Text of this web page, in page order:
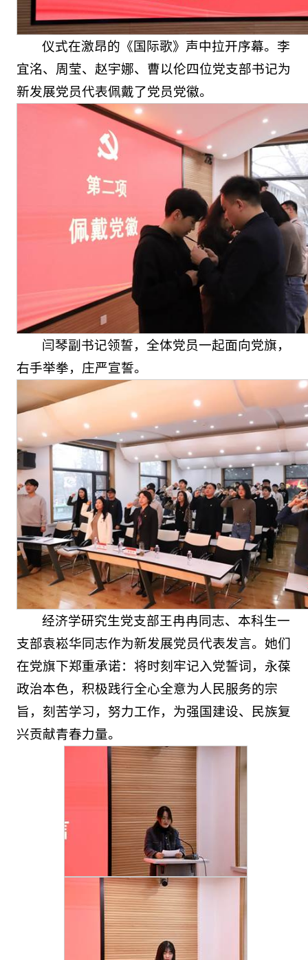
仪式在激昂的《国际歌》声中拉开序幕。李
宜洺、周莹、赵宇娜、曹以伦四位党支部书记为
新发展党员代表佩戴了党员党徽。
闫琴副书记领誓，全体党员一起面向党旗，
右手举拳，庄严宣誓。
经济学研究生党支部王冉冉同志、本科生一
支部袁崧华同志作为新发展党员代表发言。她们
在党旗下郑重承诺：将时刻牢记入党誓词，永葆
政治本色，积极践行全心全意为人民服务的宗
旨，刻苦学习，努力工作，为强国建设、民族复
兴贡献青春力量。